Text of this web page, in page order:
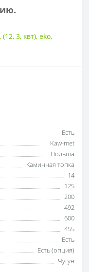
, (12, 3, квт), eko,
Есть
Kaw-met
Польша
Каминная топка
14
125
200
492
600
455
Есть
Есть (опция)
Чугун